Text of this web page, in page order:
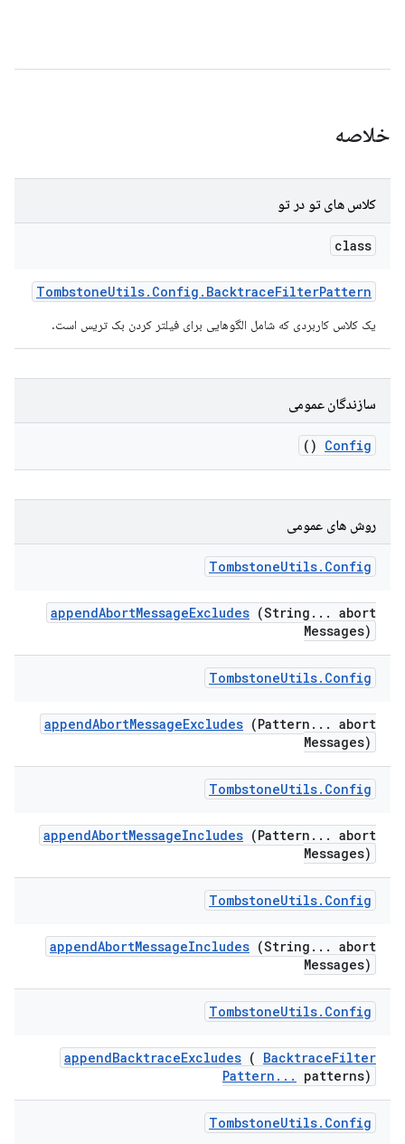
خلاصه
کلاس های تو در تو
class
TombstoneUtils. Config . BacktraceFilterPattern
یک کلاس کاربردی که شامل الگوهایی برای فیلتر کردن بک تریس است.
سازندگان عمومی
Config
()
روش های عمومی
TombstoneUtils. Config
appendAbortMessageExcludes (String . . . abort
Messages)
TombstoneUtils. Config
appendAbortMessageExcludes (Pattern . . . abort
Messages)
TombstoneUtils. Config
appendAbortMessageIncludes (Pattern . . . abort
Messages)
TombstoneUtils. Config
appendAbortMessageIncludes (String . . . abort
Messages)
TombstoneUtils. Config
appendBacktraceExcludes ( BacktraceFilter
Pattern . . . patterns)
TombstoneUtils. Config